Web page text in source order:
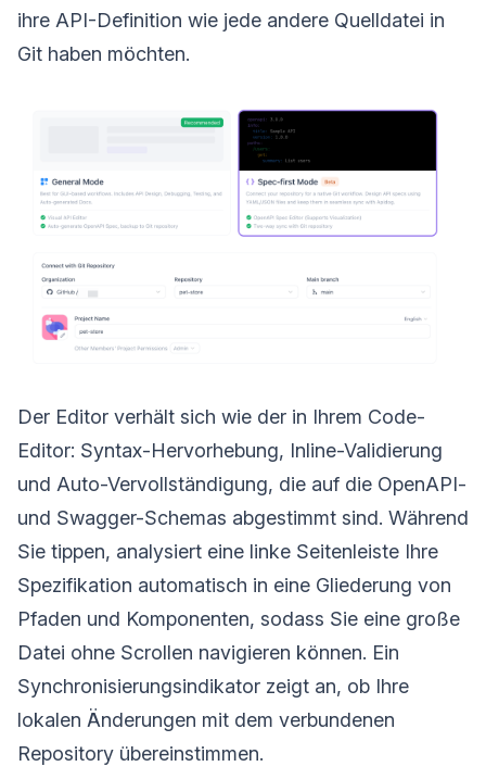
ihre API-Definition wie jede andere Quelldatei in
Git haben möchten.
Der Editor verhält sich wie der in Ihrem Code-
Editor: Syntax-Hervorhebung, Inline-Validierung
und Auto-Vervollständigung, die auf die OpenAPI-
und Swagger-Schemas abgestimmt sind. Während
Sie tippen, analysiert eine linke Seitenleiste Ihre
Spezifikation automatisch in eine Gliederung von
Pfaden und Komponenten, sodass Sie eine große
Datei ohne Scrollen navigieren können. Ein
Synchronisierungsindikator zeigt an, ob Ihre
lokalen Änderungen mit dem verbundenen
Repository übereinstimmen.